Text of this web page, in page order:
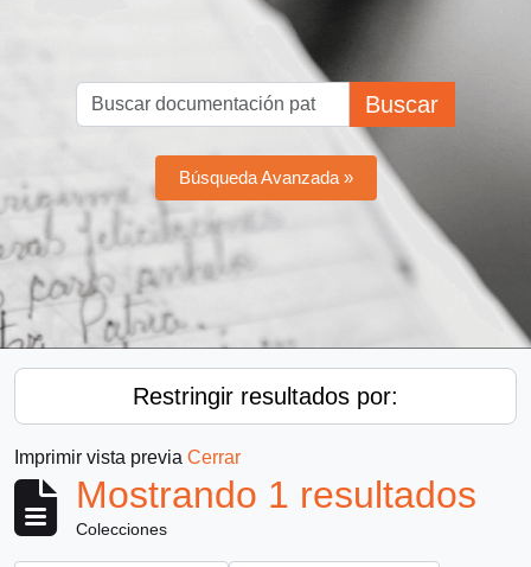
Buscar
Búsqueda Avanzada »
Restringir resultados por:
Imprimir vista previa Cerrar
Mostrando 1 resultados
Colecciones